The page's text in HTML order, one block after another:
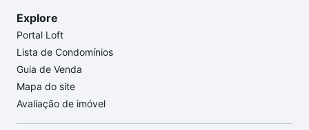
Explore
Portal Loft
Lista de Condomínios
Guia de Venda
Mapa do site
Avaliação de imóvel